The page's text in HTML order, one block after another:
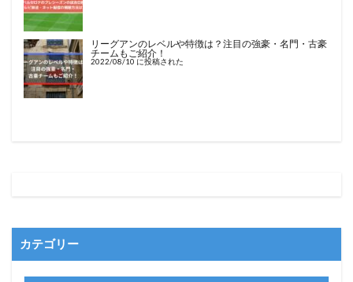
リーグアンのレベルや特徴は？注目の強豪・名門・古豪
チームもご紹介！
2022/08/10 に投稿された
カテゴリー